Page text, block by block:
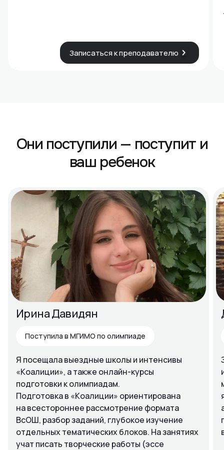
Записаться к преподавателю
Они поступили — поступит и
ваш ребенок
Ирина Давидян
Поступила в МГИМО по олимпиаде
Я посещала выездные школы и интенсивы
«Коалиции», а также онлайн-курсы
подготовки к олимпиадам.
Подготовка в «Коалиции» ориентирована
на всестороннее рассмотрение формата
ВсОШ, разбор заданий, глубокое изучение
отдельных тематических блоков. На занятиях
учат писать творческие работы (эссе